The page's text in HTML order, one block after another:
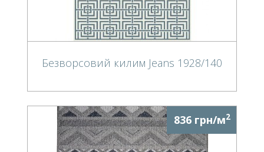
Безворсовий килим Jeans 1928/140
836 грн/м2